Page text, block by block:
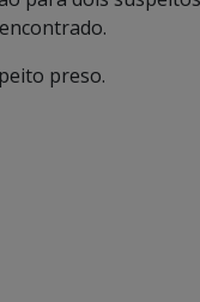
preso.